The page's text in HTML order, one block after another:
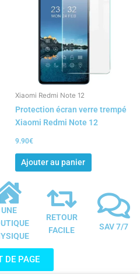
Xiaomi Redmi Note 12
Protection écran verre trempé
Xiaomi Redmi Note 12
9.90€
Ajouter au panier
UNE
RETOUR
FACILE
SAV 7/7
DE PAGE